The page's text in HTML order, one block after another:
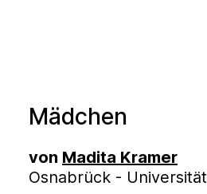
Mädchen
von Madita Kramer
Osnabrück - Universität